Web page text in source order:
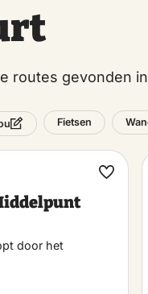
routes gevonden
Fietsen
door het
Maak